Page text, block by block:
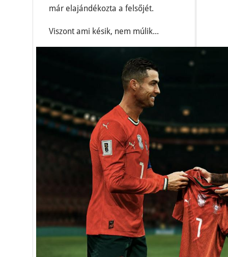
már elajándékozta a felsőjét.
Viszont ami késik, nem múlik...